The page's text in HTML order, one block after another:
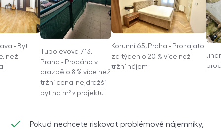
- Byt
než
Tupolevova 713,
Praha - Prodáno v
drazbě o 8 % více než
tržní cena, nejdražší
byt na m² v projektu
Korunní 65, Praha - Pronajato
za týden o 20 % více než
tržní nájem
Pokud nechcete riskovat problémové nájemníky,